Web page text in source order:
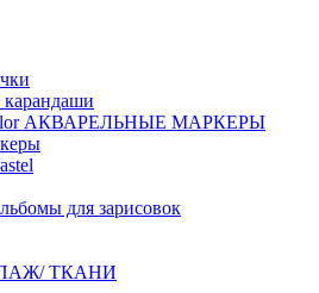
АКВАРЕЛЬНЫЕ МАРКЕРЫ
для зарисовок
ТКАНИ